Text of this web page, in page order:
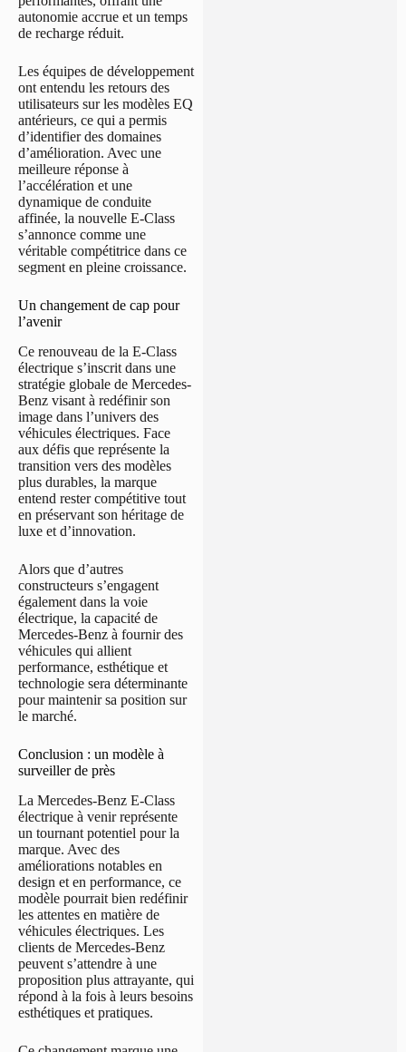
autonomie accrue et un temps
de recharge réduit.
Les équipes de développement
ont entendu les retours des
utilisateurs sur les modèles EQ
antérieurs, ce qui a permis
d’identifier des domaines
d’amélioration. Avec une
meilleure réponse à
l’accélération et une
dynamique de conduite
affinée, la nouvelle E-Class
s’annonce comme une
véritable compétitrice dans ce
segment en pleine croissance.
Un changement de cap pour
l’avenir
Ce renouveau de la E-Class
électrique s’inscrit dans une
stratégie globale de Mercedes-
Benz visant à redéfinir son
image dans l’univers des
véhicules électriques. Face
aux défis que représente la
transition vers des modèles
plus durables, la marque
entend rester compétitive tout
en préservant son héritage de
luxe et d’innovation.
Alors que d’autres
constructeurs s’engagent
également dans la voie
électrique, la capacité de
Mercedes-Benz à fournir des
véhicules qui allient
performance, esthétique et
technologie sera déterminante
pour maintenir sa position sur
le marché.
Conclusion : un modèle à
surveiller de près
La Mercedes-Benz E-Class
électrique à venir représente
un tournant potentiel pour la
marque. Avec des
améliorations notables en
design et en performance, ce
modèle pourrait bien redéfinir
les attentes en matière de
véhicules électriques. Les
clients de Mercedes-Benz
peuvent s’attendre à une
proposition plus attrayante, qui
répond à la fois à leurs besoins
esthétiques et pratiques.